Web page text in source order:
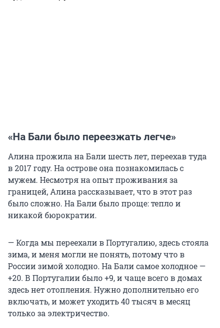
«На Бали было переезжать легче»
Алина прожила на Бали шесть лет, переехав туда
в 2017 году. На острове она познакомилась с
мужем. Несмотря на опыт проживания за
границей, Алина рассказывает, что в этот раз
было сложно. На Бали было проще: тепло и
никакой бюрократии.
— Когда мы переехали в Португалию, здесь стояла
зима, и меня могли не понять, потому что в
России зимой холодно. На Бали самое холодное —
+20. В Португалии было +9, и чаще всего в домах
здесь нет отопления. Нужно дополнительно его
включать, и может уходить40 тысяч в месяц
только за электричество.